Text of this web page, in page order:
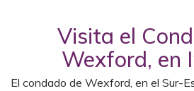
Visita el
Wexford, en
El condado de Wexford, en el Sur-